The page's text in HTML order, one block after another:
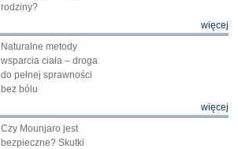
rodziny?
więcej
Naturalne metody
wsparcia ciała – droga
do pełnej sprawności
bez bólu
więcej
Czy Mounjaro jest
bezpieczne? Skutki